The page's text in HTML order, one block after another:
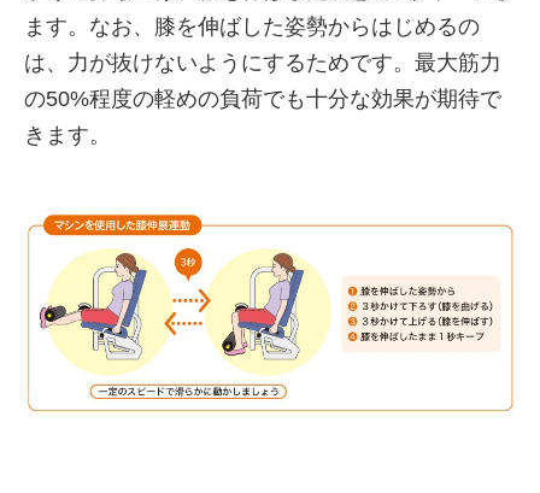
ます。なお、膝を伸ばした姿勢からはじめるの
は、力が抜けないようにするためです。最大筋力
の50%程度の軽めの負荷でも十分な効果が期待で
きます。